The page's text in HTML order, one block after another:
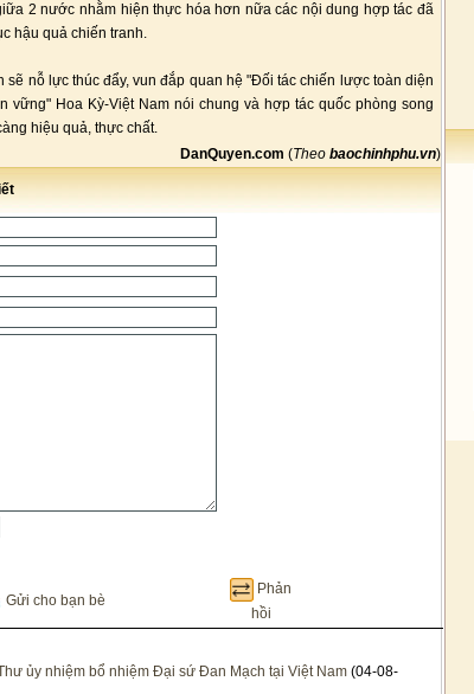
2 nước nhằm hiện thực hóa hơn nữa các nội dung hợp tác đã
hậu quả chiến tranh.
sẽ nỗ lực thúc đẩy, vun đắp quan hệ "Đối tác chiến lược toàn diện
vững" Hoa Kỳ-Việt Nam nói chung và hợp tác quốc phòng song
hiệu quả, thực chất.
DanQuyen.com (Theo baochinhphu.vn)
Gửi cho bạn bè
Phản
hồi
ủy nhiệm bổ nhiệm Đại sứ Đan Mạch tại Việt Nam (04-08-